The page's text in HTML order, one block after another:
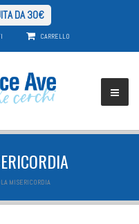
DA 30€
CARRELLO
MISERICORDIA